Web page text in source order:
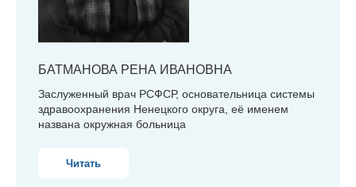
БАТМАНОВА РЕНА ИВАНОВНА
Заслуженный врач РСФСР, основательница системы
здравоохранения Ненецкого округа, её именем
названа окружная больница
Читать